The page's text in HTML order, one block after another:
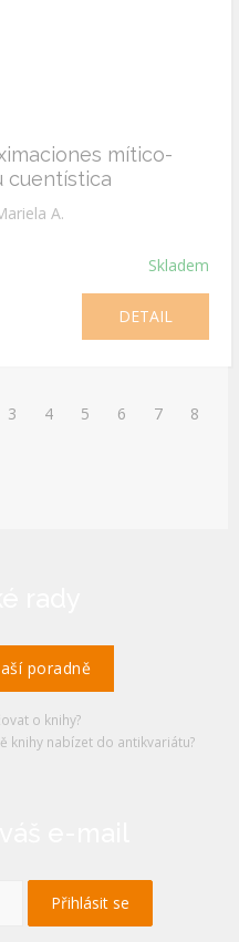
mítico-
cuentística
A.
Skladem
DETAIL
3 4 5 6 7 8
poradně
o knihy?
knihy nabízet do antikvariátu?